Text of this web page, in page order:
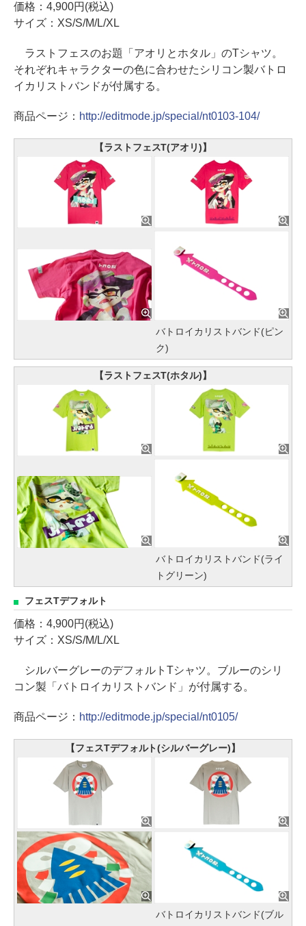
価格：4,900円(税込)
サイズ：XS/S/M/L/XL
ラストフェスのお題「アオリとホタル」のTシャツ。
それぞれキャラクターの色に合わせたシリコン製バトロ
イカリストバンドが付属する。
商品ページ： http://editmode.jp/special/nt0103-104/
【ラストフェスT(アオリ)】
バトロイカリストバンド(ピン
ク)
【ラストフェスT(ホタル)】
バトロイカリストバンド(ライ
トグリーン)
フェスTデフォルト
価格：4,900円(税込)
サイズ：XS/S/M/L/XL
シルバーグレーのデフォルトTシャツ。ブルーのシリ
コン製「バトロイカリストバンド」が付属する。
商品ページ： http://editmode.jp/special/nt0105/
【フェスTデフォルト(シルバーグレー)】
バトロイカリストバンド(ブル